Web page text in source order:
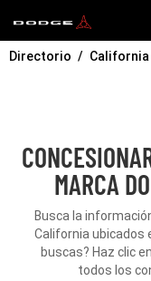
Directorio California
MARCA
Busca la
California ubicados
buscas? Haz clic
todos los